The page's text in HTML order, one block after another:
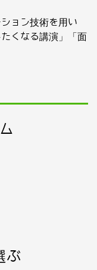
ョン技術を用い
くなる講演」「面
ぶ